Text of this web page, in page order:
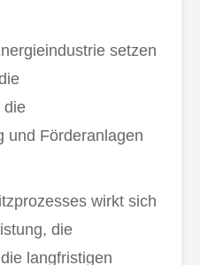
setzen
die
und Förderanlagen
wirkt sich
die
langfristigen